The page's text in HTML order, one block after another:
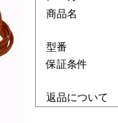
商品名
型番
保証条件
返品について